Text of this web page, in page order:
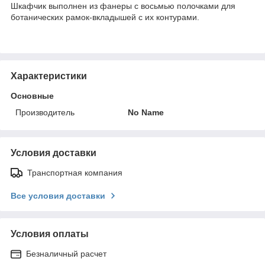
Шкафчик выполнен из фанеры с восьмью полочками для
ботанических рамок-вкладышей с их контурами.
Характеристики
Основные
Производитель
No Name
Условия доставки
Транспортная компания
Все условия доставки
Условия оплаты
Безналичный расчет